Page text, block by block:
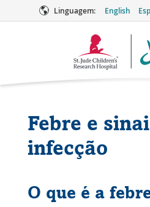
Linguagem: English
Febre e
infecção
O que é a